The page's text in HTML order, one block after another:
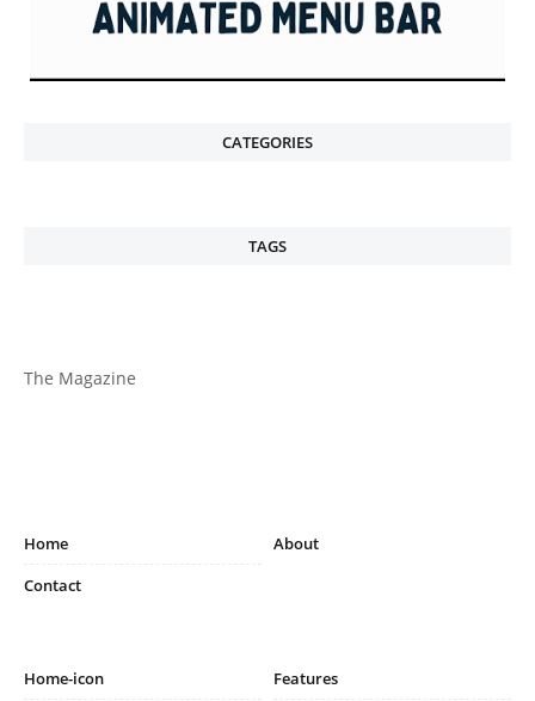
CATEGORIES
TAGS
The Magazine
Home
About
Contact
Home-icon
Features